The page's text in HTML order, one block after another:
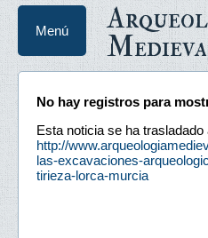
Menú
No hay registros para
Esta noticia se ha trasladado
http://
las-excavaciones-
tirieza-lorca-murcia